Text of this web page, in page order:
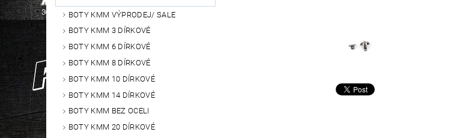
BOTY KMM VÝPRODEJ/ SALE
BOTY KMM 3 DÍRKOVÉ
BOTY KMM 6 DÍRKOVÉ
BOTY KMM 8 DÍRKOVÉ
BOTY KMM 10 DÍRKOVÉ
BOTY KMM 14 DÍRKOVÉ
BOTY KMM BEZ OCELI
BOTY KMM 20 DÍRKOVÉ